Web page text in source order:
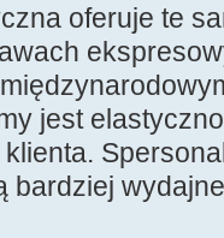
oferuje te
jest
bardziej